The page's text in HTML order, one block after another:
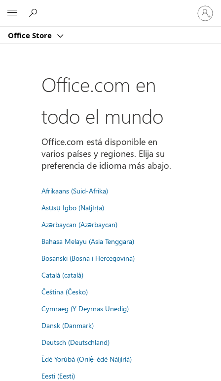
Office Store
Iniciar
sesión
en
cuenta
Office.com en
todo el mundo
Office.com está disponible en
varios países y regiones. Elija su
preferencia de idioma más abajo.
Afrikaans (Suid-Afrika)
Asụsụ Igbo (Naịjịrịa)
Azərbaycan (Azərbaycan)
Bahasa Melayu (Asia Tenggara)
Bosanski (Bosna i Hercegovina)
Català (català)
Čeština (Česko)
Cymraeg (Y Deyrnas Unedig)
Dansk (Danmark)
Deutsch (Deutschland)
Èdè Yorùbá (Orilẹ̀-èdè Nàìjíríà)
Eesti (Eesti)